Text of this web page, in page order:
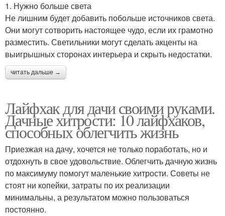
1. Нужно больше света
Не лишним будет добавить побольше источников света.
Они могут сотворить настоящее чудо, если их грамотно
разместить. Светильники могут сделать акценты на
выигрышных сторонах интерьера и скрыть недостатки.
читать дальше →
Лайфхак для дачи своими руками.
Дачные хитрости: 10 лайфхаков,
способных облегчить жизнь
Приезжая на дачу, хочется не только поработать, но и
отдохнуть в свое удовольствие. Облегчить дачную жизнь
по максимуму помогут маленькие хитрости. Советы не
стоят ни копейки, затраты по их реализации
минимальны, а результатом можно пользоваться
постоянно.